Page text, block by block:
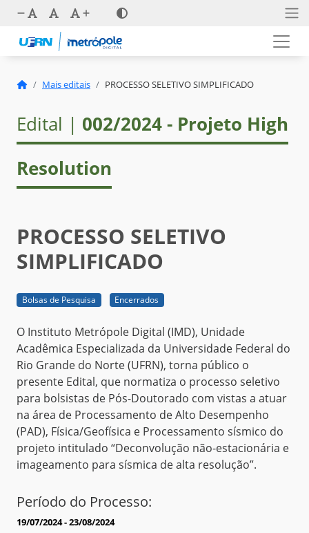
Mais editais PROCESSO SELETIVO SIMPLIFICADO
Edital | 002/2024 - Projeto High
Resolution
PROCESSO SELETIVO
SIMPLIFICADO
Bolsas de Pesquisa Encerrados
O Instituto Metrópole Digital (IMD), Unidade
Acadêmica Especializada da Universidade Federal do
Rio Grande do Norte (UFRN), torna público o
presente Edital, que normatiza o processo seletivo
para bolsistas de Pós-Doutorado com vistas a atuar
na área de Processamento de Alto Desempenho
(PAD), Física/Geofísica e Processamento sísmico do
projeto intitulado “Deconvolução não-estacionária e
imageamento para sísmica de alta resolução”.
Período do Processo:
19/07/2024 - 23/08/2024